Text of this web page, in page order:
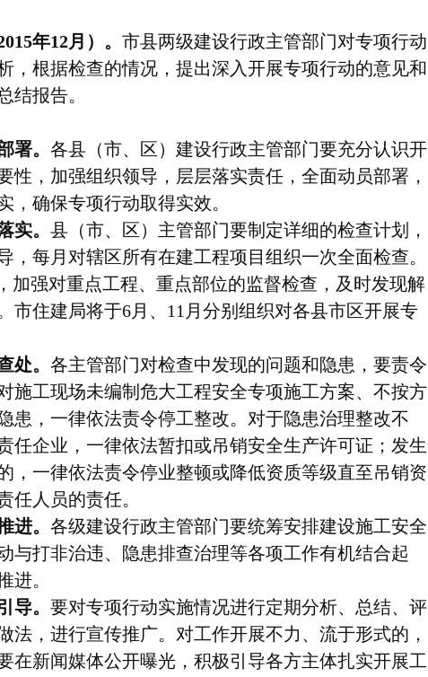
年12月）。 市县两级建设行政主管部门对专项行动
，根据检查的情况，提出深入开展专项行动的意见和
结报告。
署。 各县（市、区）建设行政主管部门要充分认识开
性，加强组织领导，层层落实责任，全面动员部署，
，确保专项行动取得实效。
实。 县（市、区）主管部门要制定详细的检查计划，
，每月对辖区所有在建工程项目组织一次全面检查。
加强对重点工程、重点部位的监督检查，及时发现解
市住建局将于6月、11月分别组织对各县市区开展专
处。 各主管部门对检查中发现的问题和隐患，要责令
施工现场未编制危大工程安全专项施工方案、不按方
患，一律依法责令停工整改。对于隐患治理整改不
任企业，一律依法暂扣或吊销安全生产许可证；发生
，一律依法责令停业整顿或降低资质等级直至吊销资
任人员的责任。
进。 各级建设行政主管部门要统筹安排建设施工安全
与打非治违、隐患排查治理等各项工作有机结合起
进。
导。 要对专项行动实施情况进行定期分析、总结、评
法，进行宣传推广。对工作开展不力、流于形式的，
在新闻媒体公开曝光，积极引导各方主体扎实开展工